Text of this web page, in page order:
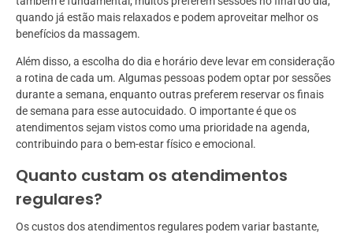
quando já estão mais relaxados e podem aproveitar melhor os
benefícios da massagem.
Além disso, a escolha do dia e horário deve levar em consideração
a rotina de cada um. Algumas pessoas podem optar por sessões
durante a semana, enquanto outras preferem reservar os finais
de semana para esse autocuidado. O importante é que os
atendimentos sejam vistos como uma prioridade na agenda,
contribuindo para o bem-estar físico e emocional.
Quanto custam os atendimentos
regulares?
Os custos dos atendimentos regulares podem variar bastante,